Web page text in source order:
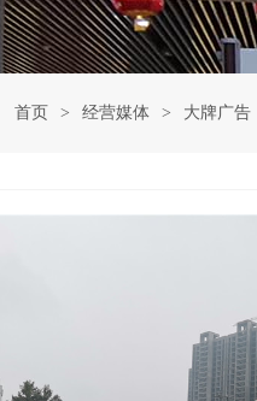
首页 > 经营媒体 > 大牌广告